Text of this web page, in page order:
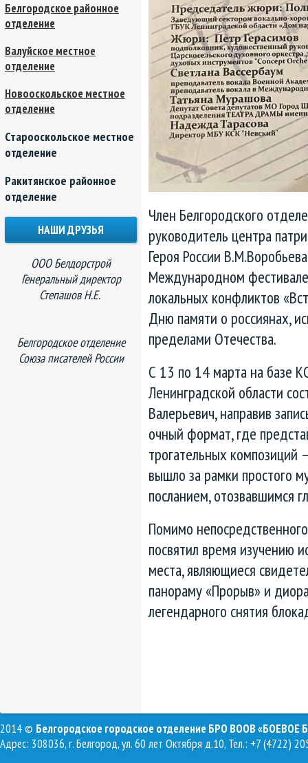
Член Белгородского
руководитель центра
Героя России
Международном
локальных конфликтов
Дню памяти о россиянах,
пределами Отечества.
С 13 по 14 марта на базе
Ленинградской области
Валерьевич, направив
очный формат, где
трогательных
вышло за рамки простого
посланием, отозвавшимся
Помимо
посвятил время изучению
места, являющиеся
панораму «Прорыв» и
легендарного снятия
Белгородское районное
отделение
Валуйское местное
отделение
Новооскольское местное
отделение
Старооскольское местное
отделение
Ракитянское районное
отделение
НАШИ ДРУЗЬЯ
ООО Белдорстрой
Генеральный директор
Степашов Н.Е.
Белгородское отделение
Союза писателей России
2014 © Белгородское городское отделение БРО ВООВ «БОЕВОЕ
Адрес: 308036, г. Белгород, ул. 60 лет Октября д.10, Тел.: +7 (4722)